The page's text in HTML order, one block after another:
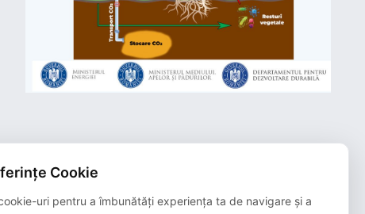
și beneficiază de 3D-Secure.
Cookie
uri pentru a îmbunătăți experiența ta de navigare și a